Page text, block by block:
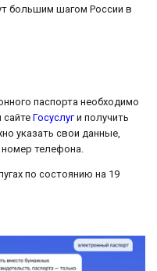
большим шагом России в
паспорта необходимо
сайте Госуслуги получить
указать свои данные,
телефона.
по состоянию на 19